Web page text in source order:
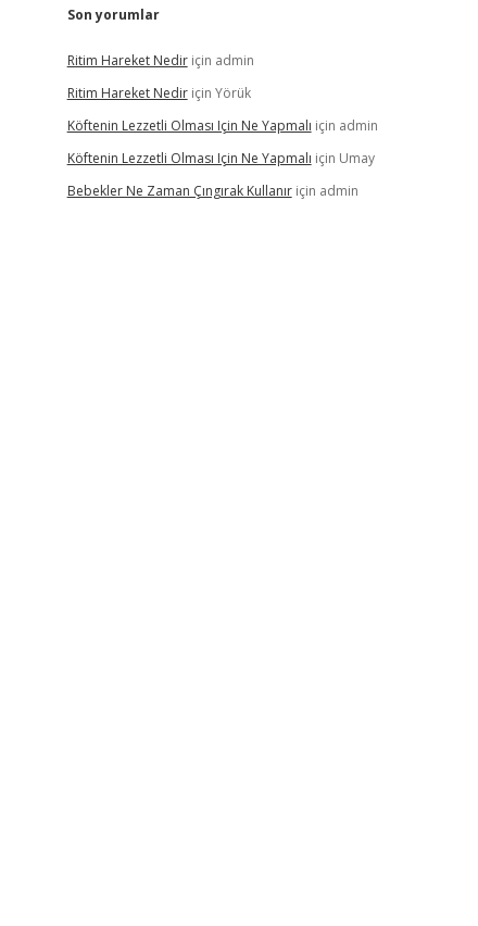
Son yorumlar
Ritim Hareket Nediriçin admin
Ritim Hareket Nediriçin Yörük
Köftenin Lezzetli Olması Için Ne Yapmalı için admin
Köftenin Lezzetli Olması Için Ne Yapmalı için Umay
Bebekler Ne Zaman Çıngırak Kullanıriçin admin